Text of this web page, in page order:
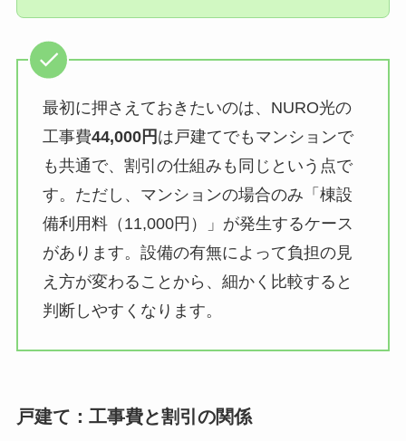
最初に押さえておきたいのは、NURO光の
工事費44,000円 は戸建てでもマンションで
も共通で、割引の仕組みも同じという点で
す。ただし、マンションの場合のみ「棟設
備利用料（11,000円）」が発生するケース
があります。設備の有無によって負担の見
え方が変わることから、細かく比較すると
判断しやすくなります。
戸建て：工事費と割引の関係